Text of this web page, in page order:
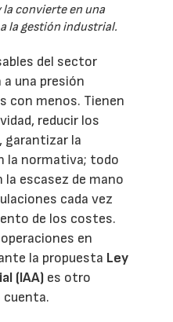
la convierte en una
la gestión industrial.
del sector
una presión
con menos. Tienen
reducir los
garantizar la
la normativa; todo
escasez de mano
cada vez
de los costes.
en
la propuesta Ley
(IAA) es otro